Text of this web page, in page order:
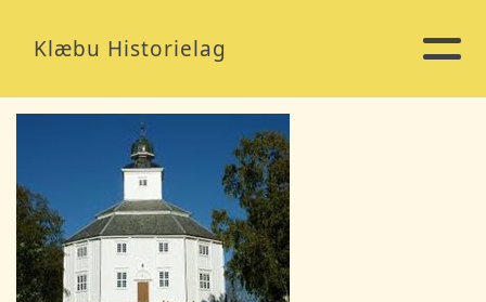
Klæbu Historielag